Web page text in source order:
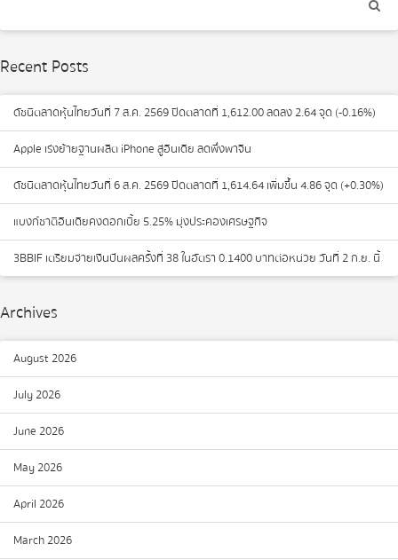
Recent Posts
ดัชนีตลาดหุ้นไทยวันที่ 7 ส.ค. 2569 ปิดตลาดที่ 1,612.00 ลดลง 2.64 จุด (-0.16%)
Apple เร่งย้ายฐานผลิต iPhone สู่อินเดีย ลดพึ่งพาจีน
ดัชนีตลาดหุ้นไทยวันที่ 6 ส.ค. 2569 ปิดตลาดที่ 1,614.64 เพิ่มขึ้น 4.86 จุด (+0.30%)
แบงก์ชาติอินเดียคงดอกเบี้ย 5.25% มุ่งประคองเศรษฐกิจ
3BBIF เตรียมจ่ายเงินปันผลครั้งที่ 38 ในอัตรา 0.1400 บาทต่อหน่วย วันที่ 2 ก.ย. นี้
Archives
August 2026
July 2026
June 2026
May 2026
April 2026
March 2026